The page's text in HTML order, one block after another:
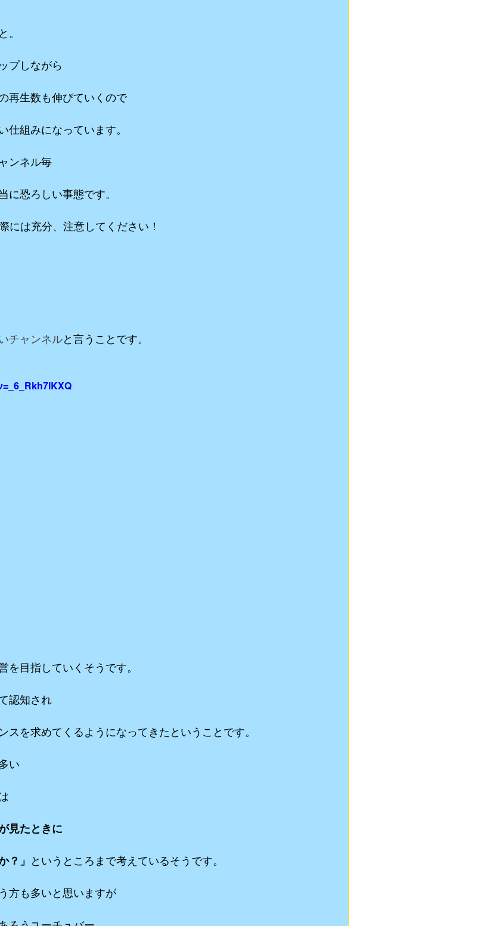
。
プしながら
再生数も伸びていくので
仕組みになっています。
ンネル毎
に恐ろしい事態です。
には充分、注意してください！
チャンネルと言うことです。
を目指していくそうです。
認知され
スを求めてくるようになってきたということです。
い
見たときに
？」 というところまで考えているそうです。
方も多いと思いますが